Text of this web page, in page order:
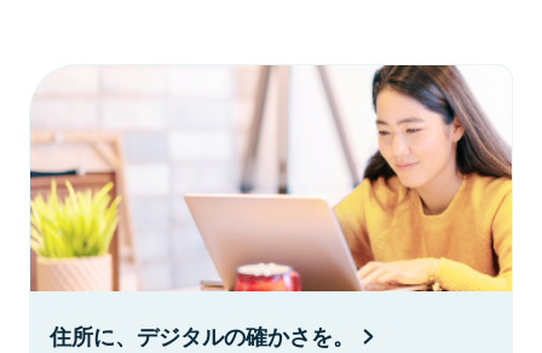
住所に、デジタルの確かさを。